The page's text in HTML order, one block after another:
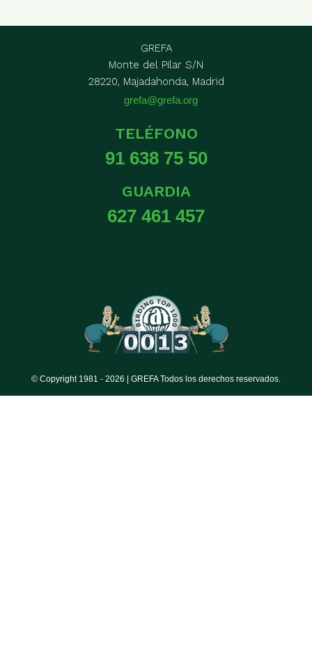
GREFA
Monte del Pilar S/N
28220, Majadahonda, Madrid
grefa@grefa.org
TELÉFONO
91 638 75 50
GUARDIA
627 461 457
© Copyright 1981 - 2026 | GREFA Todos los derechos reservados.